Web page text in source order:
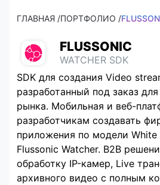
ГЛАВНАЯ /ПОРТФОЛИО /
FLUSSONIC
WATCHER SDK
SDK для создания Video
разработанный под заказ
рынка. Мобильная и веб-
разработчикам создавать
приложения по модели White
Flussonic Watcher. B2B
обработку IP-камер, Live
архивного видео с полным